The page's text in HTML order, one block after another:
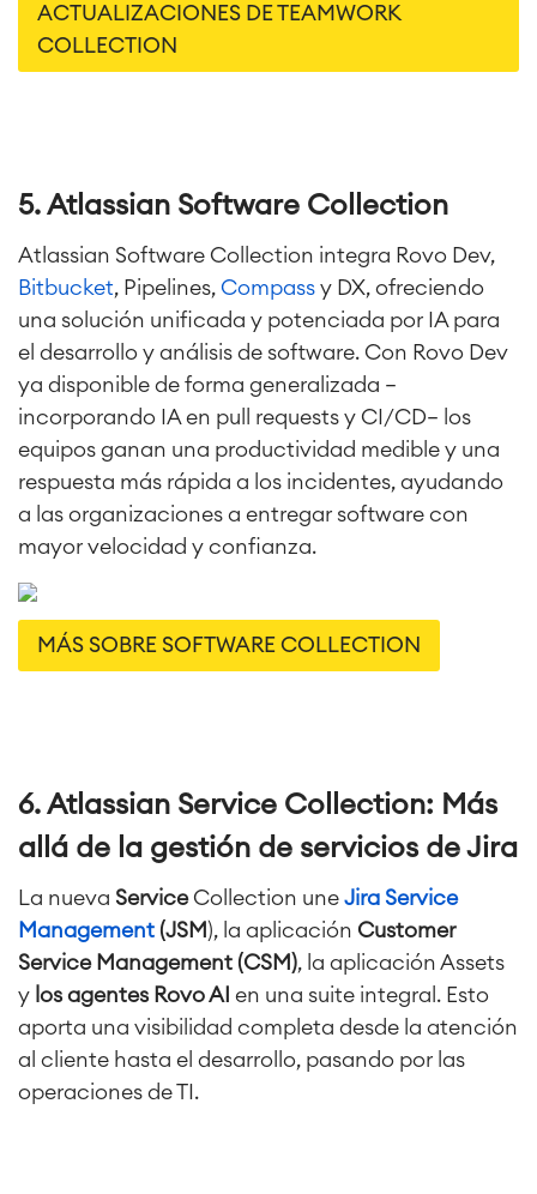
Agile & DevOps
DevOps
Gestión de requisitos
Agile Development
Gestión de pruebas
Project & Work Management
Informes y paneles de control
Gestión del trabajo
Service Management
Gestión de servicios IT & CMDB
Viaja a la gestión de servicios
Gestión de servicios para
empresas
Gestión de activos
Mantenimiento industrial
ACTUALIZACIONES DE TEAMWORK
COLLECTION
5. Atlassian Software Collection
Atlassian Software Collection integra Rovo Dev,
Bitbucket, Pipelines, Compass y DX, ofreciendo
una solución unificada y potenciada por IA para
el desarrollo y análisis de software. Con Rovo Dev
ya disponible de forma generalizada —
incorporando IA en pull requests y CI/CD— los
equipos ganan una productividad medible y una
respuesta más rápida a los incidentes, ayudando
a las organizaciones a entregar software con
mayor velocidad y confianza.
MÁS SOBRE SOFTWARE COLLECTION
6. Atlassian Service Collection: Más
allá de la gestión de servicios de Jira
La nueva ServiceCollection une Jira Service
Management (JSM ), la aplicación Customer
Service Management (CSM), la aplicación Assets
y los agentes Rovo AI en una suite integral. Esto
aporta una visibilidad completa desde la atención
al cliente hasta el desarrollo, pasando por las
operaciones de TI.